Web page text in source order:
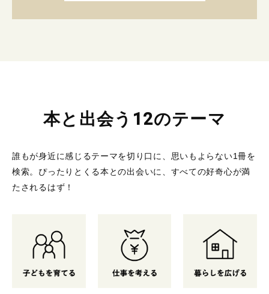
本と出会う12のテーマ
誰もが身近に感じるテーマを切り口に、思いもよらない1冊を
検索。 ぴったりとくる本との出会いに、すべての好奇心が満
たされるはず！